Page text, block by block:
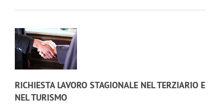
RICHIESTA LAVORO STAGIONALE NEL TERZIARIO E
NEL TURISMO